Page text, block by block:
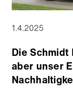
1.4.2025
Die Schmidt
aber unser